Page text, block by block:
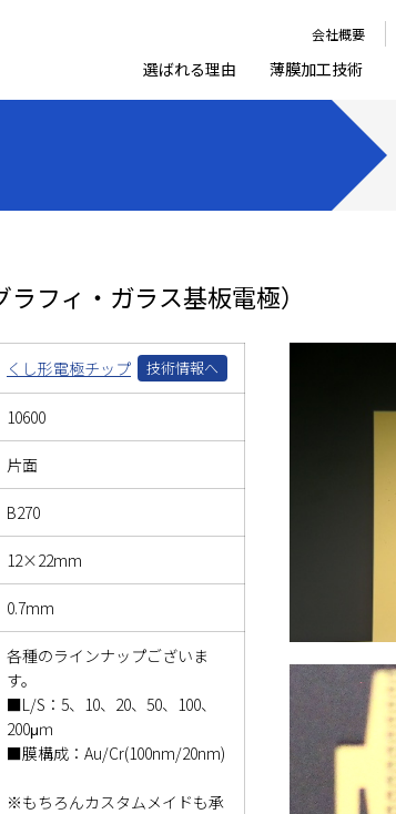
会社概要
選ばれる理由 薄膜加工技術
フィ・ガラス基板電極）
くし形電極チップ
10600
片面
B270
12×22mm
0.7mm
各種のラインナップございま
す。
■L/S：5、10、20、50、100、
200μｍ
■膜構成：Au/Cr(100nm/20nm)
※もちろんカスタムメイドも承